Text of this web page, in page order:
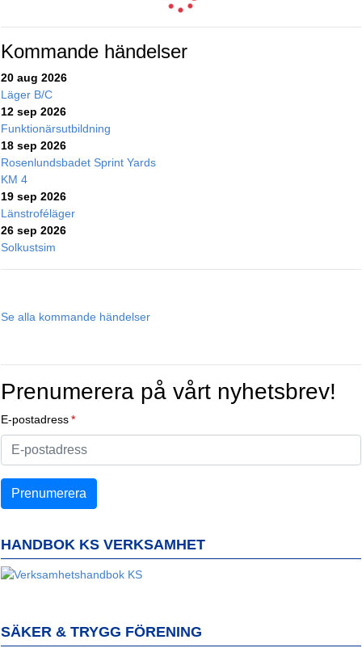
Kommande händelser
20 aug 2026
Läger B/C
12 sep 2026
Funktionärsutbildning
18 sep 2026
Rosenlundsbadet Sprint Yards
KM 4
19 sep 2026
Länstroféläger
26 sep 2026
Solkustsim
Se alla kommande händelser
Prenumerera på vårt nyhetsbrev!
E-postadress
HANDBOK KS VERKSAMHET
SÄKER & TRYGG FÖRENING